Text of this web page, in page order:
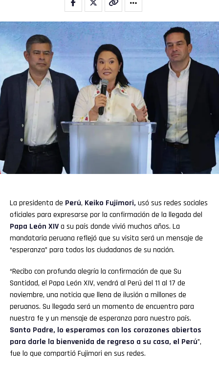
La presidenta de Perú, Keiko Fujimori, usó sus redes sociales
oficiales para expresarse por la confirmación de la llegada del
Papa León XIVa su país donde vivió muchos años. La
mandataria peruana reflejó que su visita será un mensaje de
“esperanza” para todos los ciudadanos de su nación.
“Recibo con profunda alegría la confirmación de que Su
Santidad, el Papa León XIV, vendrá al Perú del 11 al 17 de
noviembre, una noticia que llena de ilusión a millones de
peruanos. Su llegada será un momento de encuentro para
nuestra fe y un mensaje de esperanza para nuestro país.
Santo Padre, lo esperamos con los corazones abiertos
para darle la bienvenida de regreso a su casa, el Perú”,
fue lo que compartió Fujimori en sus redes.